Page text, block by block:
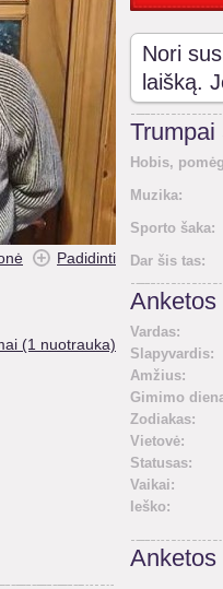
Padidinti
(1 nuotrauka)
Nori
laišką.
Trumpai
Hobis,
Muzika:
Sporto šaka:
Dar šis tas:
Anketos
Vardas:
Slapyvardis:
Amžius:
Gimimo
Zodiakas:
Vietovė:
Statusas:
Vaikai:
Ieško:
Anketos